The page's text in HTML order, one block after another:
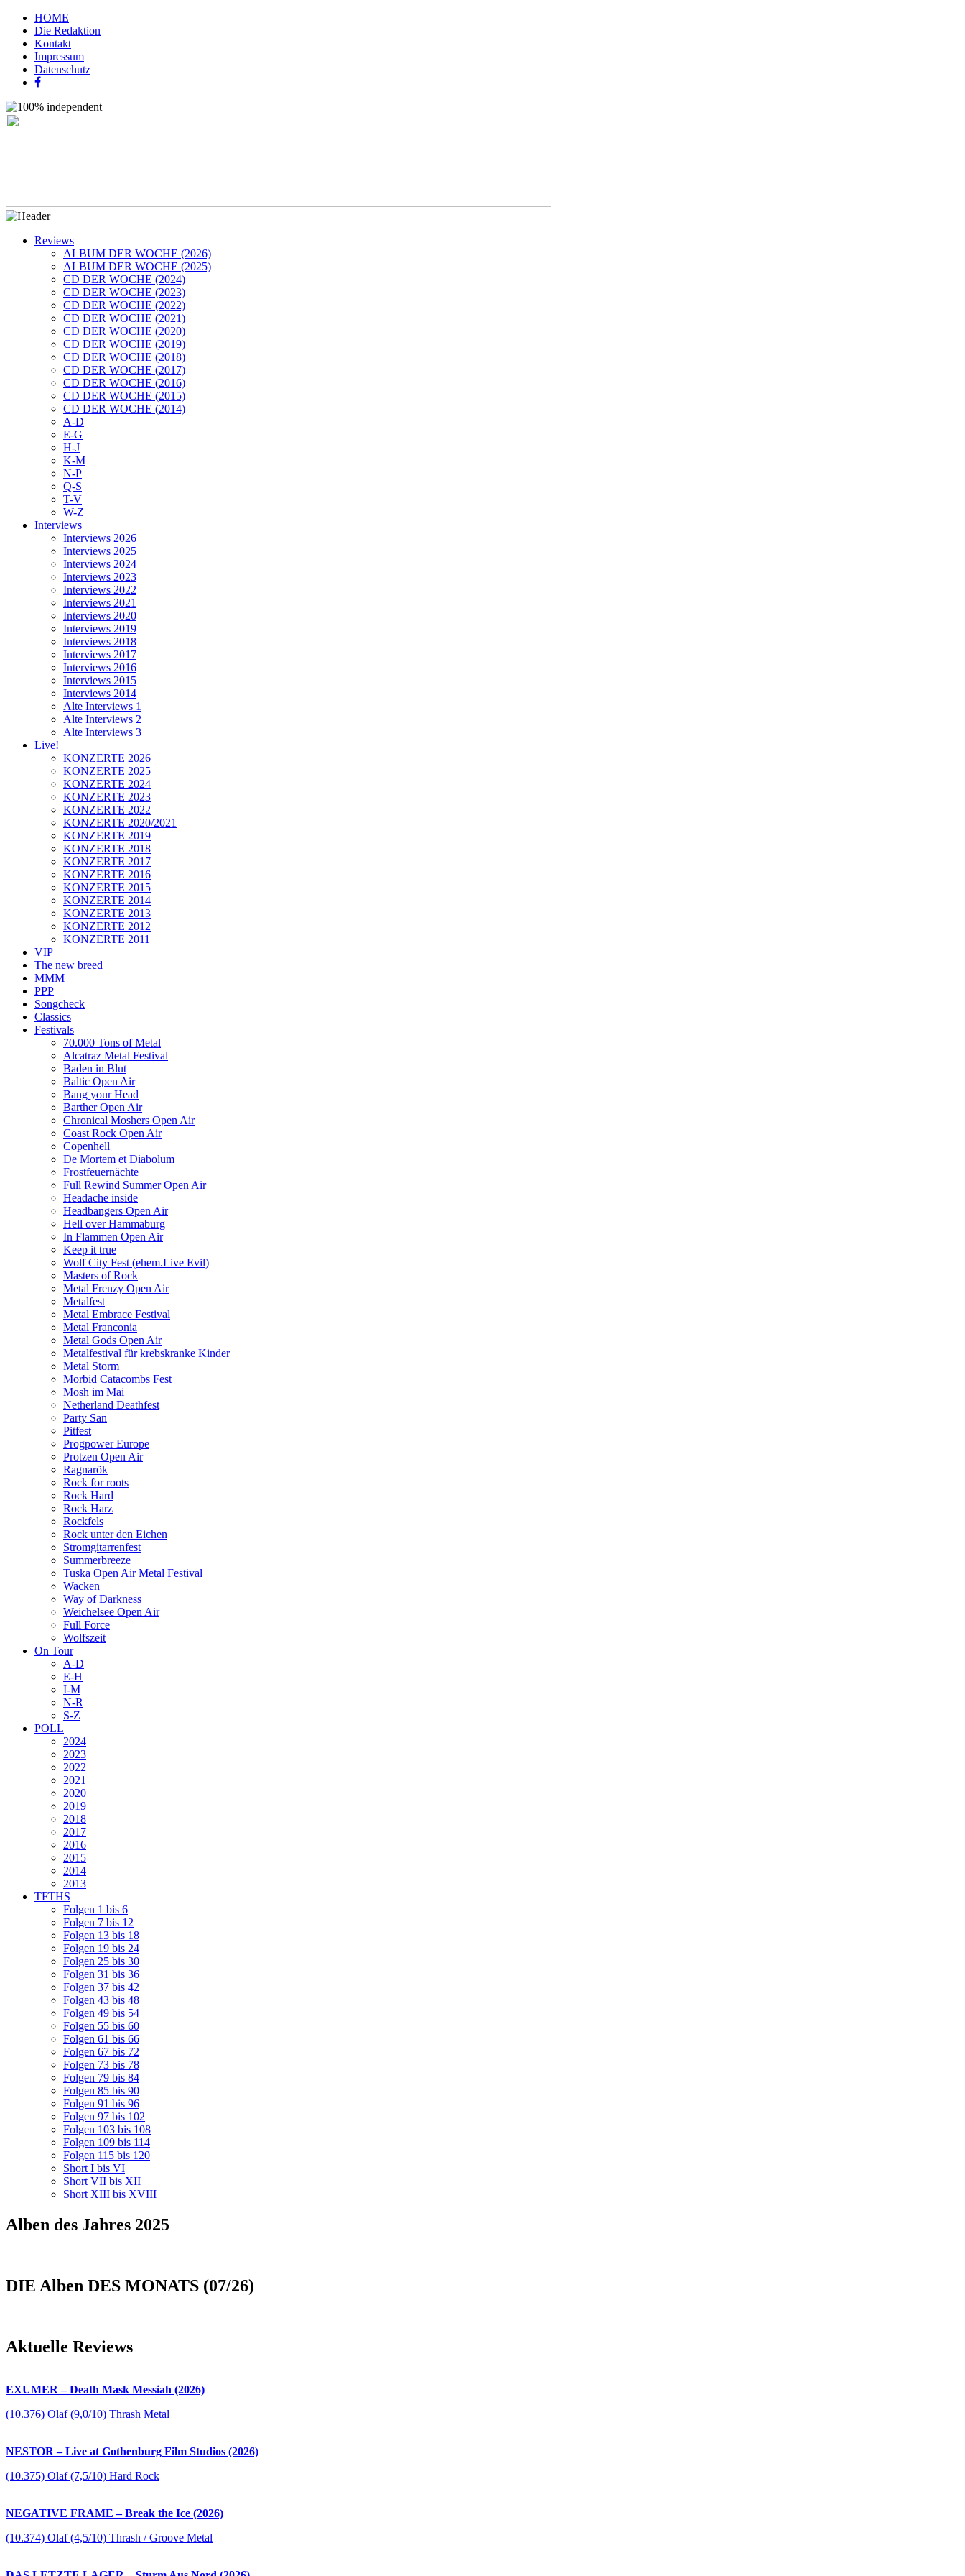
HOME
Die Redaktion
Kontakt
Impressum
Datenschutz
Reviews
ALBUM DER WOCHE (2026)
ALBUM DER WOCHE (2025)
CD DER WOCHE (2024)
CD DER WOCHE (2023)
CD DER WOCHE (2022)
CD DER WOCHE (2021)
CD DER WOCHE (2020)
CD DER WOCHE (2019)
CD DER WOCHE (2018)
CD DER WOCHE (2017)
CD DER WOCHE (2016)
CD DER WOCHE (2015)
CD DER WOCHE (2014)
A-D
E-G
H-J
K-M
N-P
Q-S
T-V
W-Z
Interviews
Interviews 2026
Interviews 2025
Interviews 2024
Interviews 2023
Interviews 2022
Interviews 2021
Interviews 2020
Interviews 2019
Interviews 2018
Interviews 2017
Interviews 2016
Interviews 2015
Interviews 2014
Alte Interviews 1
Alte Interviews 2
Alte Interviews 3
Live!
KONZERTE 2026
KONZERTE 2025
KONZERTE 2024
KONZERTE 2023
KONZERTE 2022
KONZERTE 2020/2021
KONZERTE 2019
KONZERTE 2018
KONZERTE 2017
KONZERTE 2016
KONZERTE 2015
KONZERTE 2014
KONZERTE 2013
KONZERTE 2012
KONZERTE 2011
VIP
The new breed
MMM
PPP
Songcheck
Classics
Festivals
70.000 Tons of Metal
Alcatraz Metal Festival
Baden in Blut
Baltic Open Air
Bang your Head
Barther Open Air
Chronical Moshers Open Air
Coast Rock Open Air
Copenhell
De Mortem et Diabolum
Frostfeuernächte
Full Rewind Summer Open Air
Headache inside
Headbangers Open Air
Hell over Hammaburg
In Flammen Open Air
Keep it true
Wolf City Fest (ehem.Live Evil)
Masters of Rock
Metal Frenzy Open Air
Metalfest
Metal Embrace Festival
Metal Franconia
Metal Gods Open Air
Metalfestival für krebskranke Kinder
Metal Storm
Morbid Catacombs Fest
Mosh im Mai
Netherland Deathfest
Party San
Pitfest
Progpower Europe
Protzen Open Air
Ragnarök
Rock for roots
Rock Hard
Rock Harz
Rockfels
Rock unter den Eichen
Stromgitarrenfest
Summerbreeze
Tuska Open Air Metal Festival
Wacken
Way of Darkness
Weichelsee Open Air
Full Force
Wolfszeit
On Tour
A-D
E-H
I-M
N-R
S-Z
POLL
2024
2023
2022
2021
2020
2019
2018
2017
2016
2015
2014
2013
TFTHS
Folgen 1 bis 6
Folgen 7 bis 12
Folgen 13 bis 18
Folgen 19 bis 24
Folgen 25 bis 30
Folgen 31 bis 36
Folgen 37 bis 42
Folgen 43 bis 48
Folgen 49 bis 54
Folgen 55 bis 60
Folgen 61 bis 66
Folgen 67 bis 72
Folgen 73 bis 78
Folgen 79 bis 84
Folgen 85 bis 90
Folgen 91 bis 96
Folgen 97 bis 102
Folgen 103 bis 108
Folgen 109 bis 114
Folgen 115 bis 120
Short I bis VI
Short VII bis XII
Short XIII bis XVIII
Alben des Jahres 2025
DIE Alben DES MONATS (07/26)
Aktuelle Reviews
EXUMER – Death Mask Messiah (2026)
(10.376) Olaf (9,0/10) Thrash Metal
NESTOR – Live at Gothenburg Film Studios (2026)
(10.375) Olaf (7,5/10) Hard Rock
NEGATIVE FRAME – Break the Ice (2026)
(10.374) Olaf (4,5/10) Thrash / Groove Metal